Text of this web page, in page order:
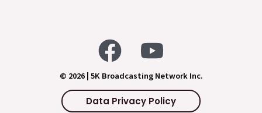
© 2026 | 5K Broadcasting Network Inc.
Data Privacy Policy